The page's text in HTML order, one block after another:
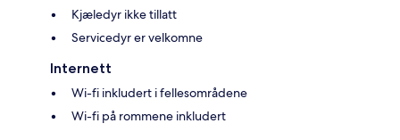
Kjæledyr ikke tillatt
Servicedyr er velkomne
Internett
Wi-fi inkludert i fellesområdene
Wi-fi på rommene inkludert